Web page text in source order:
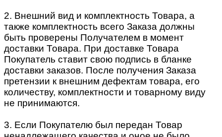
2. Внешний вид и комплектность Товара, а
также комплектность всего Заказа должны
быть проверены Получателем в момент
доставки Товара. При доставке Товара
Покупатель ставит свою подпись в бланке
доставки заказов. После получения Заказа
претензии к внешним дефектам товара, его
количеству, комплектности и товарному виду
не принимаются.
3. Если Покупателю был передан Товар